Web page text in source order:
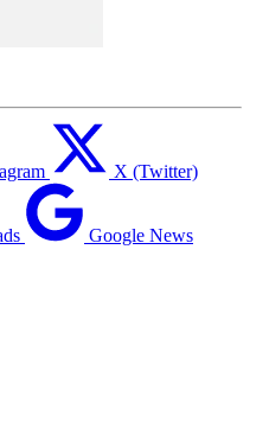
X (Twitter)
Google News